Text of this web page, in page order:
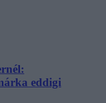
eddigi